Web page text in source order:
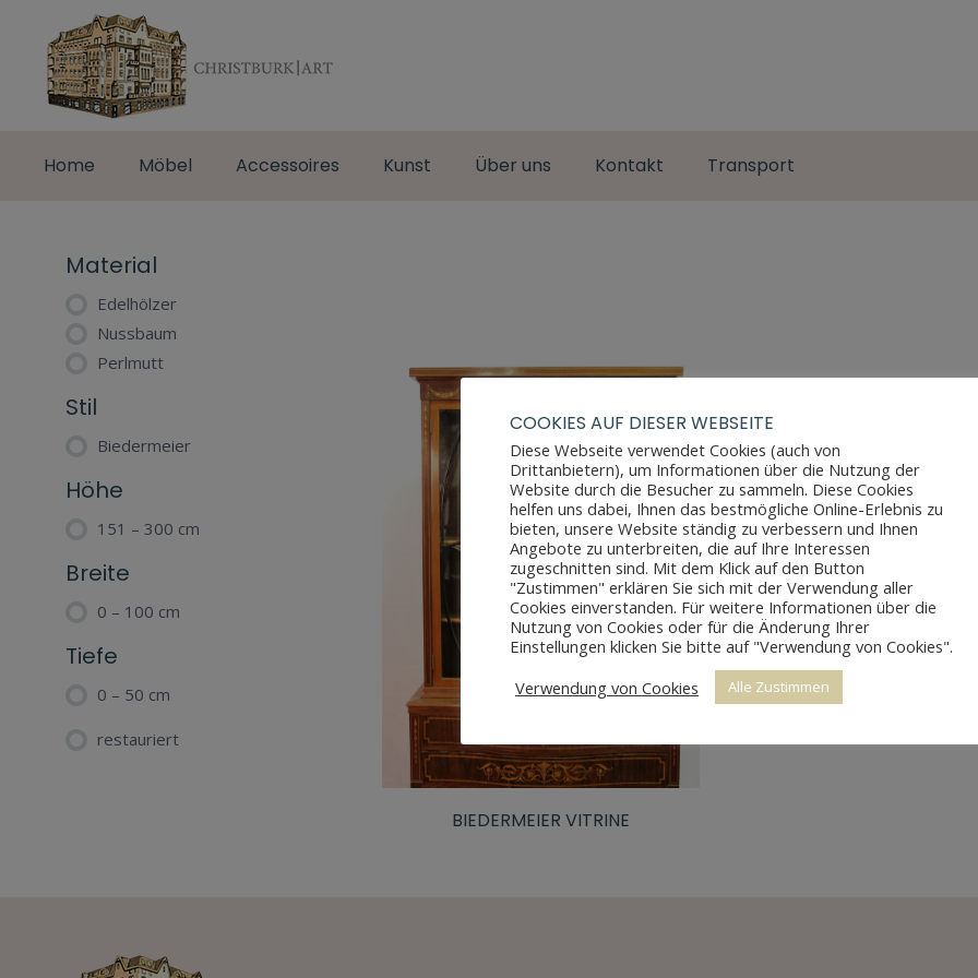
Home Möbel Accessoires Kunst Über uns Kontakt Transport
BIEDERMEIER VITRINE
Material
Edelhölzer
Nussbaum
Perlmutt
Stil
Biedermeier
Höhe
151 – 300 cm
Breite
0 – 100 cm
Tiefe
0 – 50 cm
restauriert
COOKIES AUF DIESER WEBSEITE
Diese Webseite verwendet Cookies (auch von
Drittanbietern), um Informationen über die Nutzung der
Website durch die Besucher zu sammeln. Diese Cookies
helfen uns dabei, Ihnen das bestmögliche Online-Erlebnis zu
bieten, unsere Website ständig zu verbessern und Ihnen
Angebote zu unterbreiten, die auf Ihre Interessen
zugeschnitten sind. Mit dem Klick auf den Button
"Zustimmen" erklären Sie sich mit der Verwendung aller
Cookies einverstanden. Für weitere Informationen über die
Nutzung von Cookies oder für die Änderung Ihrer
Einstellungen klicken Sie bitte auf "Verwendung von Cookies".
Verwendung von Cookies
Alle Zustimmen